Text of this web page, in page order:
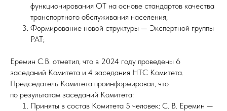
функционирования ОТ на основе стандартов качества
транспортного обслуживания населения;
Формирование новой структуры — Экспертной группы
РАТ;
Еремин С.В. отметил, что в 2024 году проведены 6
заседаний Комитета и 4 заседания НТС Комитета.
Председатель Комитета проинформировал, что
по результатам заседаний Комитета:
Приняты в состав Комитета 5 человек: С. В. Еремин —